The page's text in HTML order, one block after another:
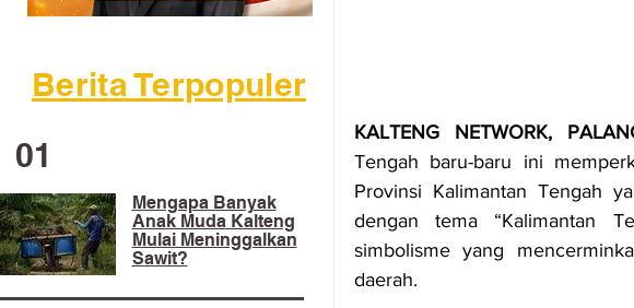
Berita Terpopuler
01
Mengapa Banyak
Anak Muda Kalteng
Mulai Meninggalkan
Sawit?
KALTENG NETWORK,
Tengah baru-baru ini
Provinsi Kalimantan Tengah
dengan tema “Kalimantan
simbolisme yang
daerah.